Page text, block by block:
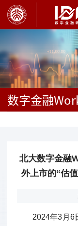
数字金融
北大数字金融
外上市的“估
2024年3月6